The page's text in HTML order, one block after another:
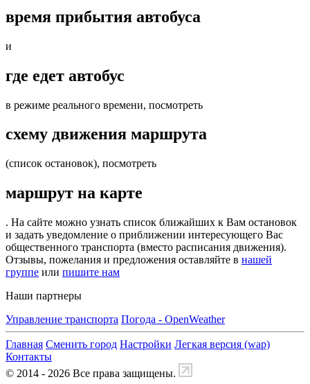
время прибытия автобуса
и
где едет автобус
в режиме реального времени, посмотреть
схему движения маршрута
(список остановок), посмотреть
маршрут на карте
. На сайте можно узнать список ближайших к Вам остановок
и задать уведомление о приближении интересующего Вас
общественного транспорта (вместо расписания движения).
Отзывы, пожелания и предложения оставляйте в нашей
группе или пишите нам
Наши партнеры
Управление транспорта Погода - OpenWeather
Главная Сменить город Настройки Легкая версия (wap)
Контакты
© 2014 - 2026 Все права защищены.